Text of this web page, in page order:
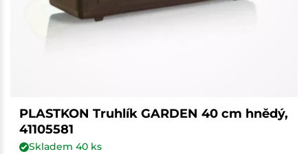
PLASTKON Truhlík GARDEN 40 cm hnědý,
41105581
Skladem 40ks